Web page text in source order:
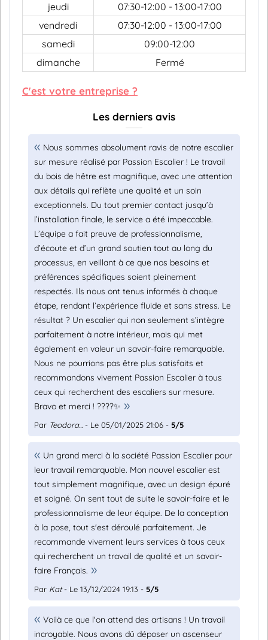
jeudi
07:30-12:00 - 13:00-17:00
vendredi
07:30-12:00 - 13:00-17:00
samedi
09:00-12:00
dimanche
Fermé
C'est votre entreprise ?
Les derniers avis
Nous sommes absolument ravis de notre escalier
sur mesure réalisé par Passion Escalier ! Le travail
du bois de hêtre est magnifique, avec une attention
aux détails qui reflète une qualité et un soin
exceptionnels. Du tout premier contact jusqu’à
l’installation finale, le service a été impeccable.
L’équipe a fait preuve de professionnalisme,
d’écoute et d’un grand soutien tout au long du
processus, en veillant à ce que nos besoins et
préférences spécifiques soient pleinement
respectés. Ils nous ont tenus informés à chaque
étape, rendant l’expérience fluide et sans stress. Le
résultat ? Un escalier qui non seulement s’intègre
parfaitement à notre intérieur, mais qui met
également en valeur un savoir-faire remarquable.
Nous ne pourrions pas être plus satisfaits et
recommandons vivement Passion Escalier à tous
ceux qui recherchent des escaliers sur mesure.
Bravo et merci ! ????✨
Par Teodora... - Le 05/01/2025 21:06 - 5/5
Un grand merci à la société Passion Escalier pour
leur travail remarquable. Mon nouvel escalier est
tout simplement magnifique, avec un design épuré
et soigné. On sent tout de suite le savoir-faire et le
professionnalisme de leur équipe. De la conception
à la pose, tout s'est déroulé parfaitement. Je
recommande vivement leurs services à tous ceux
qui recherchent un travail de qualité et un savoir-
faire Français.
Par Kat- Le 13/12/2024 19:13 - 5/5
Voilà ce que l'on attend des artisans ! Un travail
incroyable. Nous avons dû déposer un ascenseur